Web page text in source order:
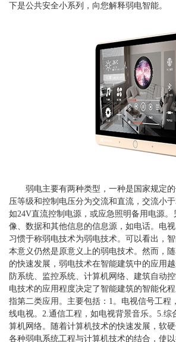
下是公共安全小系列，向您解释弱电智能。
弱电主要有两种类型，一种是国家规定
压等级和控制电压分为交流和直流，交流小于
如24V直流控制电源，或应急照明备用电源。
像、数据和其他信息的信息源，如电话。电
习惯于称弱电技术为弱电技术。可以看出，
本意义仍然是原意义上的弱电技术。然而，
的快速发展，弱电技术在智能建筑中的应用
防系统、监控系统、计算机网络、建筑自动
电技术的应用程度决定了智能建筑的智能化
指第二类应用。主要包括：1。电视信号工程
线电视。2.通信工程，如电视背景音乐。5.综
算机网络。随着计算机技术的快速发展，软硬
各种弱电系统工程与计算机技术的结合，使